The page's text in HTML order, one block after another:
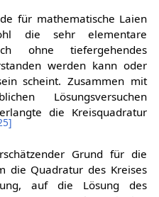
für mathematische Laien
die sehr elementare
ohne tiefergehendes
werden kann oder
scheint. Zusammen mit
Lösungsversuchen
die Kreisquadratur
]
Grund für die
die Quadratur des Kreises
auf die Lösung des